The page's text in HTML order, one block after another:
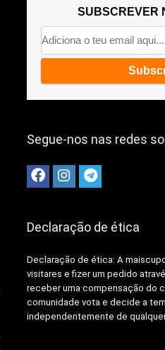
SUBSCREVER
Segue-nos nas redes
Declaração de ética
Declaração de ética: A
visitares e fizer um pedido
receber uma compensação do
comunidade vota e decide a
independentemente de